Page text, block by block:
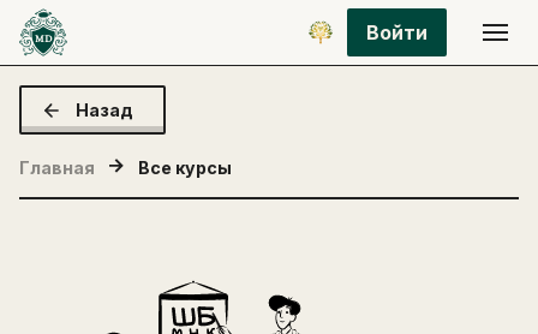
Войти
Назад
Главная Все курсы